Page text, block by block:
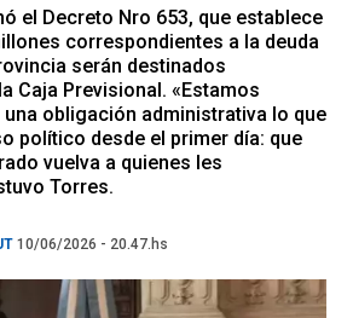
el Decreto Nro 653, que establece
correspondientes a la deuda
serán destinados
Caja Previsional. «Estamos
obligación administrativa lo que
político desde el primer día: que
vuelva a quienes les
Torres.
10/06/2026 - 20.47.hs